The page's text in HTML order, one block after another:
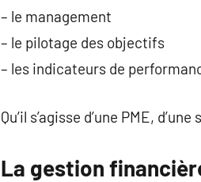
– le management
– le pilotage des objectifs
– les indicateurs de
Qu’il s’agisse d’une PME,
La gestion